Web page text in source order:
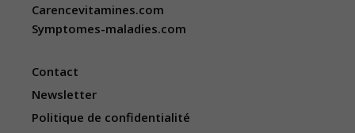
Carencevitamines.com
Symptomes-maladies.com
Contact
Newsletter
Politique de confidentialité